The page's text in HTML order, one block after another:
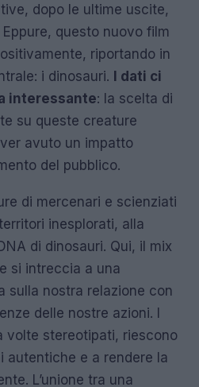
dopo le ultime uscite,
questo nuovo film
riportando in
i dinosauri. I dati ci
interessante: la scelta di
su queste creature
avuto un impatto
del pubblico.
di mercenari e scienziati
inesplorati, alla
di dinosauri. Qui, il mix
si intreccia a una
sulla nostra relazione con
delle nostre azioni. I
volte stereotipati, riescono
autentiche e a rendere la
L’unione tra una